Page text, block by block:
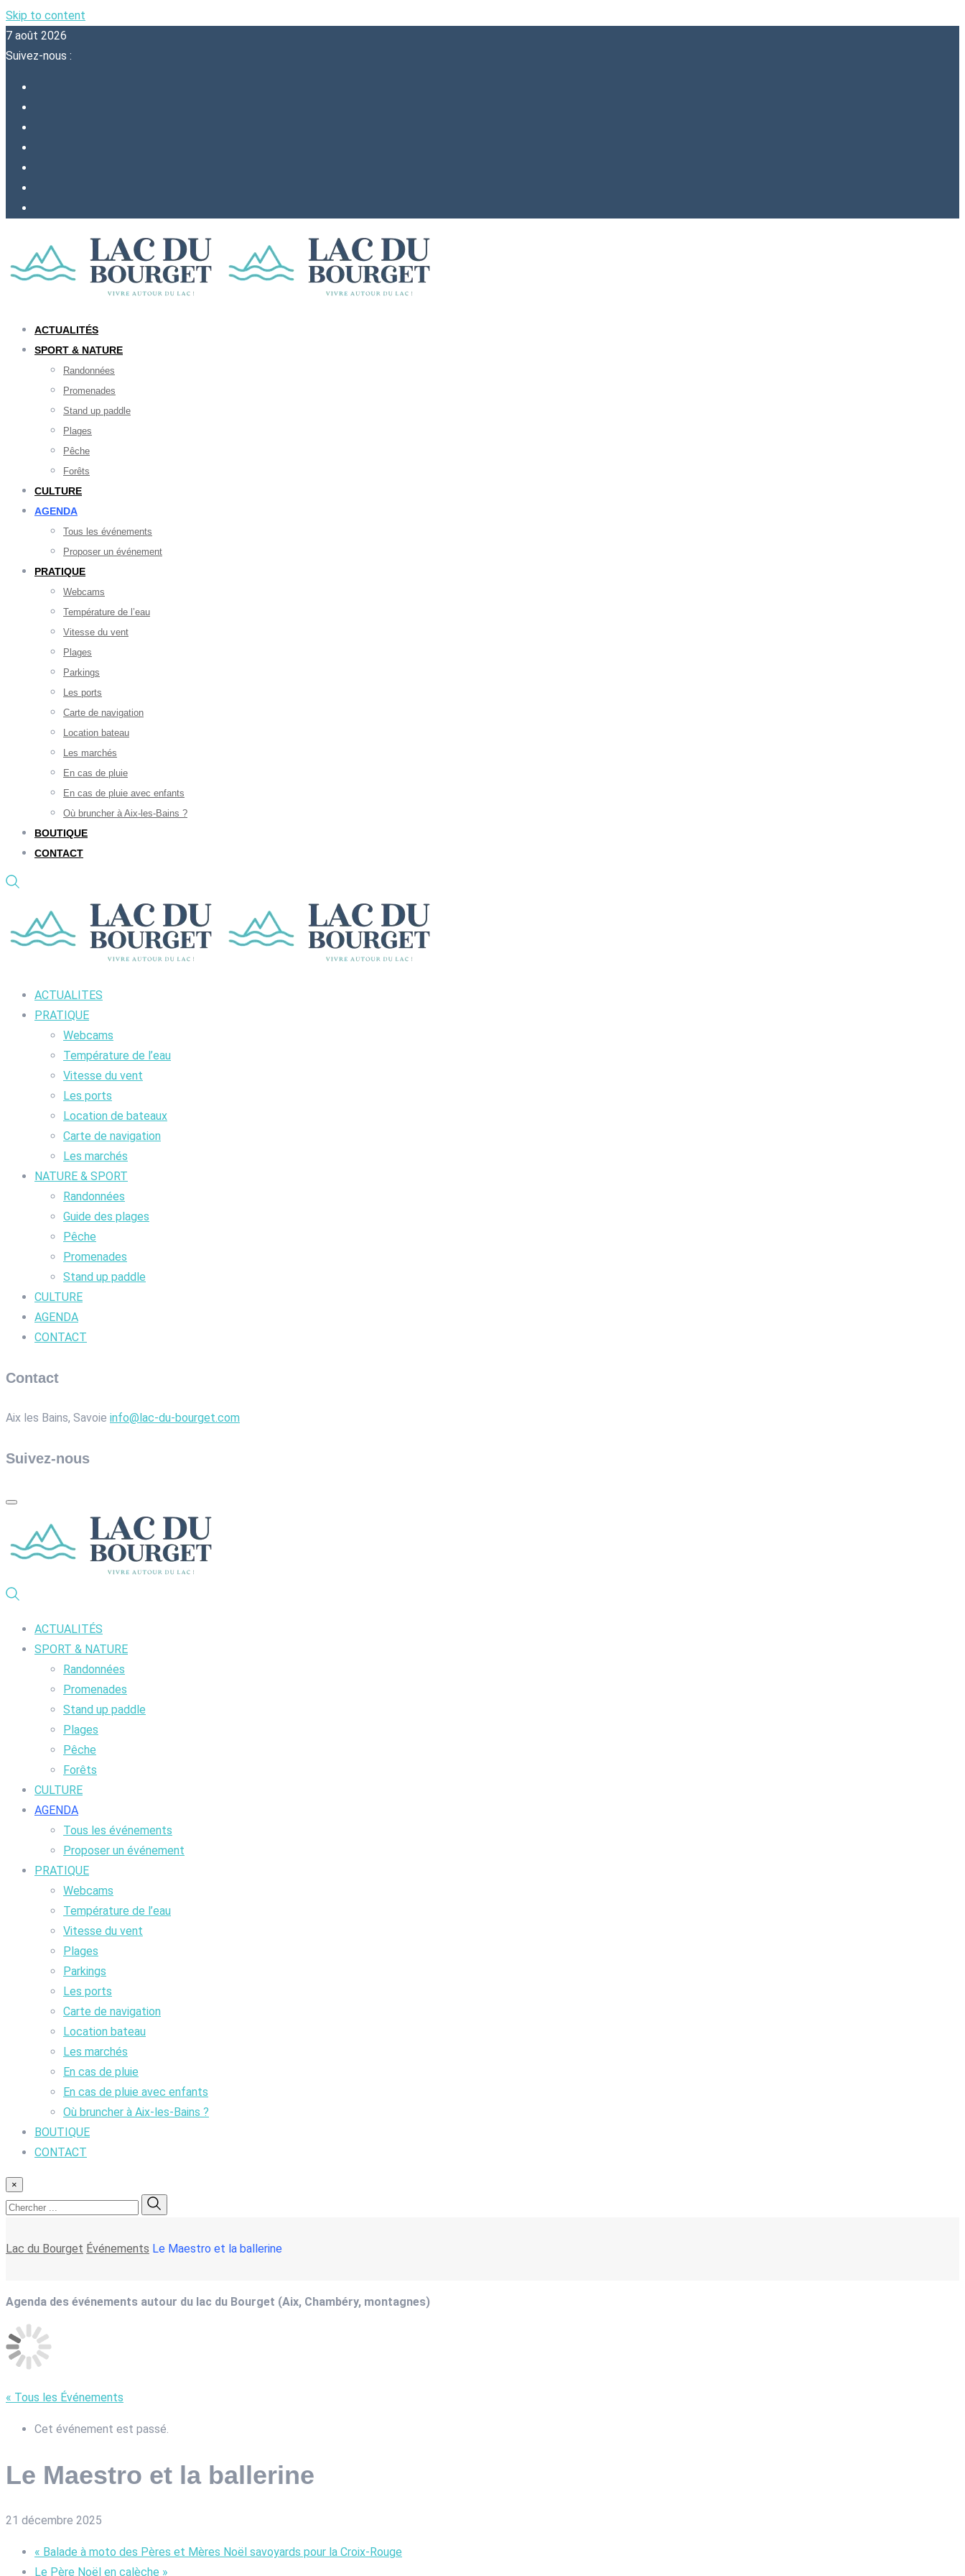
Skip to content
7 août 2026
Suivez-nous :
ACTUALITÉS
SPORT & NATURE
Randonnées
Promenades
Stand up paddle
Plages
Pêche
Forêts
CULTURE
AGENDA
Tous les événements
Proposer un événement
PRATIQUE
Webcams
Température de l’eau
Vitesse du vent
Plages
Parkings
Les ports
Carte de navigation
Location bateau
Les marchés
En cas de pluie
En cas de pluie avec enfants
Où bruncher à Aix-les-Bains ?
BOUTIQUE
CONTACT
ACTUALITES
PRATIQUE
Webcams
Température de l’eau
Vitesse du vent
Les ports
Location de bateaux
Carte de navigation
Les marchés
NATURE & SPORT
Randonnées
Guide des plages
Pêche
Promenades
Stand up paddle
CULTURE
AGENDA
CONTACT
Contact
Aix les Bains, Savoie info@lac-du-bourget.com
Suivez-nous
ACTUALITÉS
SPORT & NATURE
Randonnées
Promenades
Stand up paddle
Plages
Pêche
Forêts
CULTURE
AGENDA
Tous les événements
Proposer un événement
PRATIQUE
Webcams
Température de l’eau
Vitesse du vent
Plages
Parkings
Les ports
Carte de navigation
Location bateau
Les marchés
En cas de pluie
En cas de pluie avec enfants
Où bruncher à Aix-les-Bains ?
BOUTIQUE
CONTACT
×
Lac du Bourget Événements Le Maestro et la ballerine
Agenda des événements autour du lac du Bourget (Aix, Chambéry, montagnes)
« Tous les Événements
Cet événement est passé.
Le Maestro et la ballerine
21 décembre 2025
« Balade à moto des Pères et Mères Noël savoyards pour la Croix-Rouge
Le Père Noël en calèche »